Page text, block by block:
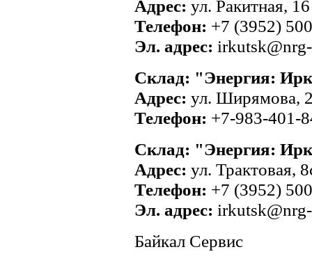
Адрес: ул. Ракитная,
Телефон: +7 (3952)
Эл. адрес:
Склад: "Энергия:
Адрес: ул. Ширямова,
Телефон: +7-983-401-
Склад: "Энергия:
Адрес: ул. Трактовая,
Телефон: +7 (3952)
Эл. адрес:
Байкал Сервис